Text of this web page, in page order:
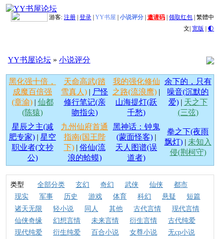
游客: 注册 登录 YY书屋 小说评分 邀请码 领取红包 繁體中
文| 宽版 | 🌓
YY书屋论坛 » 小说评分
黑化强十倍，
成魔百倍强
(章渝)| 仙都
(陈猿)
天命高武(踏
雪真人) | 尸怪
修行笔记(亲
吻指尖)
我的强化修仙
之路(流浪鹰) |
山海提灯(跃
千愁)
余下的，只有
噪音(沉默的
爱)| 天之下
(三弦)
星辰之主(减
肥专家) | 星空
职业者(文抄
公)
九州仙府首通
指南(国王陛
下)| 俗仙(流
浪的蛤蟆)
黑神话：钟鬼
(蒙面怪客) |
天人图谱(误
道者)
拳之下(夜雨
飘灯)| 未知入
侵(荆柯守)
类型 全部分类 玄幻 奇幻 武侠 仙侠
都市
现实
军事 历史 游戏 体育 科幻 悬疑
短篇
诸天无限
轻小说 同人 其他 古代言情
现代言情
仙侠奇缘
幻想言情 未来言情 衍生言情
古代纯爱
现代纯爱
衍生纯爱 百合小说 女尊小说
无cp小说